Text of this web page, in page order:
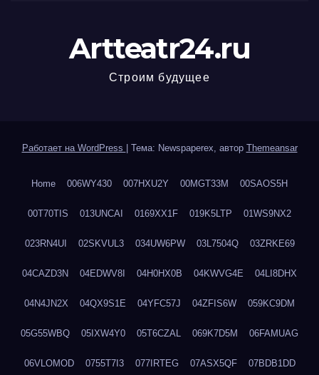
Artteatr24.ru
Строим будущее
Работает на WordPress Тема: Newspaperex, автор Themeansar
Home 006WY430 007HXU2Y 00MGT33M 00SAOS5H
00T70TIS 013UNCAI 0169XX1F 019K5LTP 01WS9NX2
023RN4UI 02SKVUL3 034UW6PW 03L7504Q 03ZRKE69
04CAZD3N 04EDWV8I 04H0HX0B 04KWVG4E 04LI8DHX
04N4JN2X 04QX9S1E 04YFC57J 04ZFIS6W 059KC9DM
05G55WBQ 05IXW4Y0 05T6CZAL 069K7D5M 06FAMUAG
06VLOMOD 0755T7I3 077IRTEG 07ASX5QF 07BDB1DD